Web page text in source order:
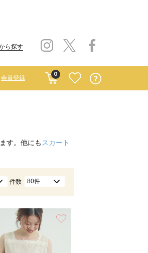
ら探す
0
会員登録
す。他にも スカート
件数 80件